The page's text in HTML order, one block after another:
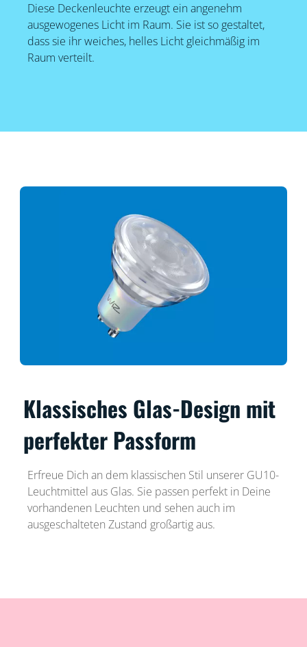
Diese Deckenleuchte erzeugt ein angenehm
ausgewogenes Licht im Raum. Sie ist so gestaltet,
dass sie ihr weiches, helles Licht gleichmäßig im
Raum verteilt.
Klassisches Glas-Design mit
perfekter Passform
Erfreue Dich an dem klassischen Stil unserer GU10-
Leuchtmittel aus Glas. Sie passen perfekt in Deine
vorhandenen Leuchten und sehen auch im
ausgeschalteten Zustand großartig aus.